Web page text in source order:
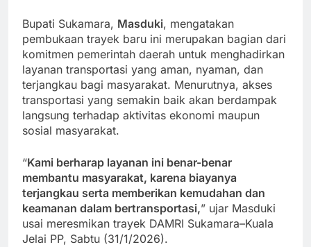
Bupati Sukamara, Masduki, mengatakan
pembukaan trayek baru ini merupakan bagian dari
komitmen pemerintah daerah untuk menghadirkan
layanan transportasi yang aman, nyaman, dan
terjangkau bagi masyarakat. Menurutnya, akses
transportasi yang semakin baik akan berdampak
langsung terhadap aktivitas ekonomi maupun
sosial masyarakat.
“Kami berharap layanan ini benar-benar
membantu masyarakat, karena biayanya
terjangkau serta memberikan kemudahan dan
keamanan dalam bertransportasi,” ujar Masduki
usai meresmikan trayek DAMRI Sukamara–Kuala
Jelai PP, Sabtu (31/1/2026).